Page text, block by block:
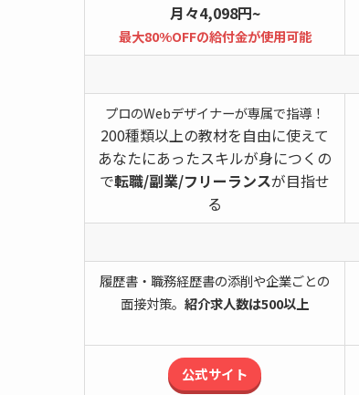
月々4,098円~
最大80%OFFの給付金が使用可能
プロのWebデザイナーが専属で指導！
200種類以上の教材を自由に使えて
あなたにあったスキルが身につくの
で転職/副業/フリーランスが目指せ
る
履歴書・職務経歴書の添削や企業ごとの
面接対策。 紹介求人数は500以上
公式サイト